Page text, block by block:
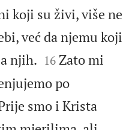
koji su živi, više ne
već da njemu koji
njih. 

16 Zato mi
po
smo i Krista